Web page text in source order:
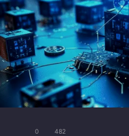
0 482